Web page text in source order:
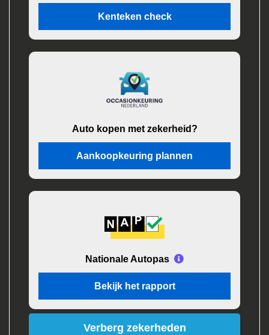
Kenteken check
Auto kopen met zekerheid?
Aankoopkeuring plannen
Nationale Autopas
Bekijk het rapport
Verberg zekerheden